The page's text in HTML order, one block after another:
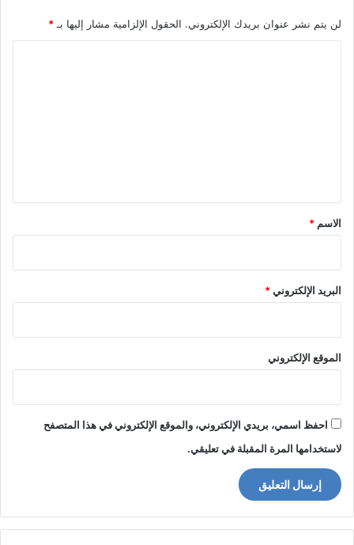
لن يتم نشر عنوان بريدك الإلكتروني. الحقول الإلزامية مشار إليها بـ*
*
الاسم *
البريد الإلكتروني*
الموقع الإلكتروني
احفظ اسمي، بريدي الإلكتروني، والموقع الإلكتروني في هذا المتصفح
لاستخدامها المرة المقبلة في تعليقي.